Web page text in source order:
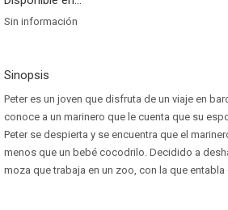
Sin información
Sinopsis
Peter es un joven que disfruta de un viaje en
conoce a un marinero que le cuenta que su
Peter se despierta y se encuentra que el
menos que un bebé cocodrilo. Decidido a
moza que trabaja en un zoo, con la que